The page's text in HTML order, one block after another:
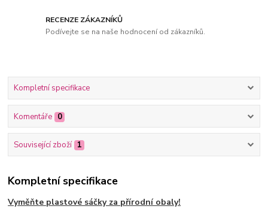
RECENZE ZÁKAZNÍKŮ
Podívejte se na naše hodnocení od zákazníků.
Kompletní specifikace
Komentáře 0
Související zboží 1
Kompletní specifikace
Vyměňte plastové sáčky za přírodní obaly!